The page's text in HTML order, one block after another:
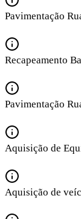
Pavimentação
Recapeamento
Pavimentação
Aquisição de
Aquisição de